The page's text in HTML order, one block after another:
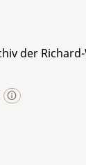
der